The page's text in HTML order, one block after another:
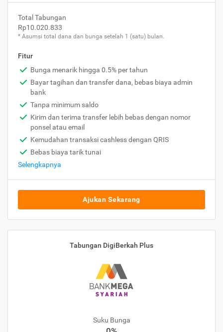
Total Tabungan
Rp10.020.833
* Asumsi total dana dan bunga setelah 1 (satu) bulan.
Fitur
Bunga menarik hingga 0.5% per tahun
Bayar tagihan dan transfer dana, bebas biaya admin
bank
Tanpa minimum saldo
Kirim dan terima transfer lebih bebas dengan nomor
ponsel atau email
Kemudahan transaksi cashless dengan QRIS
Bebas biaya tarik tunai
Selengkapnya
Ajukan Sekarang
Tabungan DigiBerkah Plus
Suku Bunga